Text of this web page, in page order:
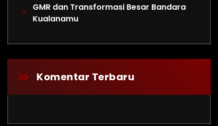
GMR dan Transformasi Besar Bandara
Kualanamu
Komentar Terbaru